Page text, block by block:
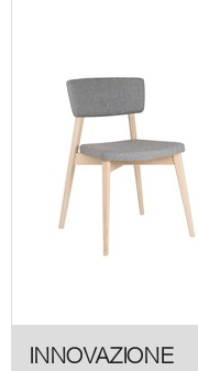
INNOVAZIONE